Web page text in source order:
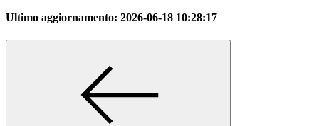
Ultimo aggiornamento: 2026-06-18 10:28:17